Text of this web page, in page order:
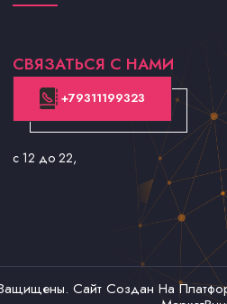
СВЯЗАТЬСЯ С НАМИ
+79311199323
с 12 до 22,
Сайт Создан На